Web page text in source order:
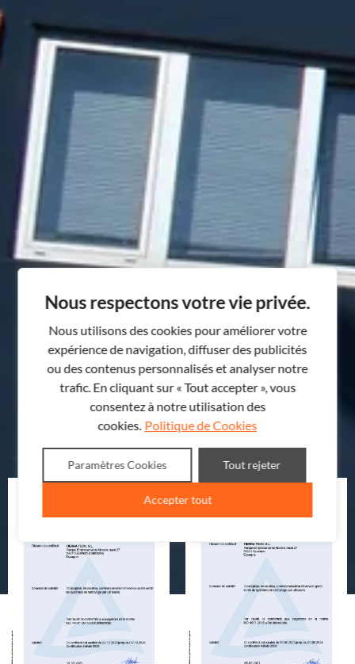
Nous respectons votre vie privée.
Nous utilisons des cookies pour améliorer votre
expérience de navigation, diffuser des publicités
ou des contenus personnalisés et analyser notre
trafic. En cliquant sur « Tout accepter », vous
consentez à notre utilisation des
cookies. Politique de Cookies
Paramètres Cookies Tout rejeter
Accepter tout